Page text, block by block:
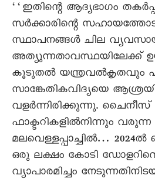
‘‘ഇതിന്റെ ആദ്യഭാഗം
സർക്കാരിന്റെ
സ്ഥാപനങ്ങൾ ചില
അത്യുന്നതാവസ്ഥയിലേക്ക്
കൂടുതൽ യന്ത്രവൽകൃതവും
സാങ്കേതികവിദ്യയെ
വളർന്നിരിക്കുന്നു. ചെെനീസ്
ഫാക്ടറികളിൽനിന്നും
മലവെള്ളപ്പാച്ചിൽ…
ഒരു ലക്ഷം കോടി
വ്യാപാരമിച്ചം